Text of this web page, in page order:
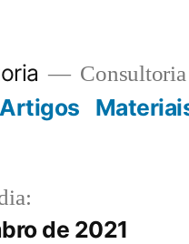
Artigos
de 2021